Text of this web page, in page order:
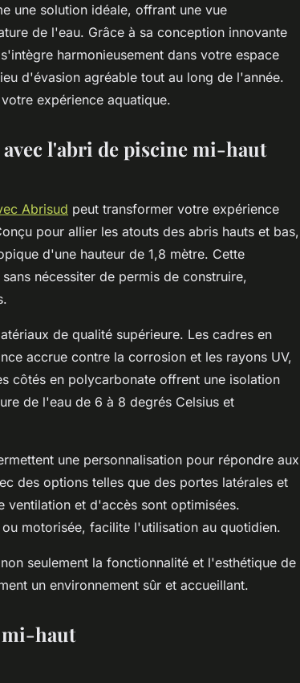
une solution idéale, offrant une vue
de l'eau. Grâce à sa conception innovante
harmonieusement dans votre espace
d'évasion agréable tout au long de l'année.
expérience aquatique.
l'abri de piscine mi-haut
Abrisud peut transformer votre expérience
pour allier les atouts des abris hauts et bas,
d'une hauteur de 1,8 mètre. Cette
nécessiter de permis de construire,
de qualité supérieure. Les cadres en
accrue contre la corrosion et les rayons UV,
côtés en polycarbonate offrent une isolation
de l'eau de 6 à 8 degrés Celsius et
une personnalisation pour répondre aux
des options telles que des portes latérales et
ventilation et d'accès sont optimisées.
motorisée, facilite l'utilisation au quotidien.
seulement la fonctionnalité et l'esthétique de
un environnement sûr et accueillant.
mi-haut